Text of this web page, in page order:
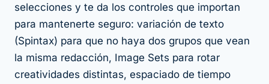
selecciones y te da los controles que importan
para mantenerte seguro: variación de texto
(Spintax) para que no haya dos grupos que vean
la misma redacción, Image Sets para rotar
creatividades distintas, espaciado de tiempo